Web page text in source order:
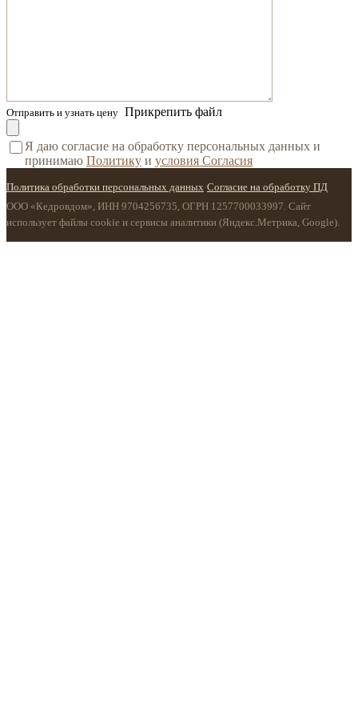
Отправить и узнать цену Прикрепить файл
Я даю согласие на обработку персональных данных и
принимаю Политику и условия Согласия
Политика обработки персональных данных·Согласие на обработку ПД
ООО «Кедровдом», ИНН 9704256735, ОГРН 1257700033997. Сайт
использует файлы cookie и сервисы аналитики (Яндекс.Метрика, Google).